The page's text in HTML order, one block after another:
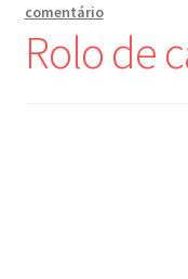
comentário
Rolo de